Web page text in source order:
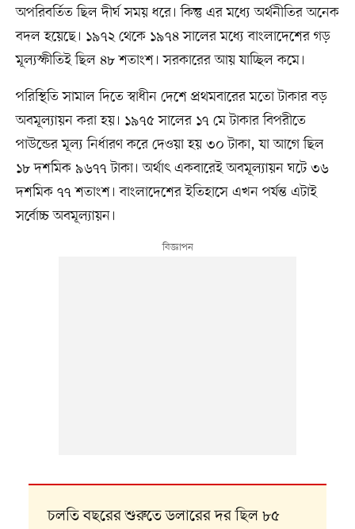
অপরিবর্তিত ছিল দীর্ঘ সময় ধরে। কিন্তু এর মধ্যে অর্থনীতির অনেক
বদল হয়েছে। ১৯৭২ থেকে ১৯৭৪ সালের মধ্যে বাংলাদেশের গড়
মূল্যস্ফীতিই ছিল ৪৮ শতাংশ। সরকারের আয় যাচ্ছিল কমে।
পরিস্থিতি সামাল দিতে স্বাধীন দেশে প্রথমবারের মতো টাকার বড়
অবমূল্যায়ন করা হয়। ১৯৭৫ সালের ১৭ মে টাকার বিপরীতে
পাউন্ডের মূল্য নির্ধারণ করে দেওয়া হয় ৩০ টাকা, যা আগে ছিল
১৮ দশমিক ৯৬৭৭ টাকা। অর্থাৎ একবারেই অবমূল্যায়ন ঘটে ৩৬
দশমিক ৭৭ শতাংশ। বাংলাদেশের ইতিহাসে এখন পর্যন্ত এটাই
সর্বোচ্চ অবমূল্যায়ন।
চলতি বছরের শুরুতে ডলারের দর ছিল ৮৫